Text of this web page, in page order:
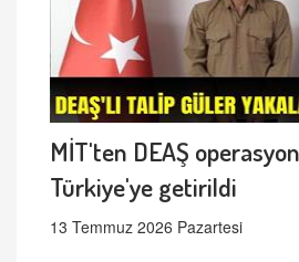
MİT'ten DEAŞ
Türkiye'ye getirildi
13 Temmuz 2026 Pazartesi